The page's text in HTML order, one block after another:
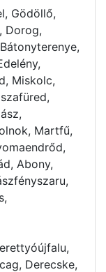
Gödöllő,
Dorog,
Miskolc,
Martfű,
Abony,
Derecske,